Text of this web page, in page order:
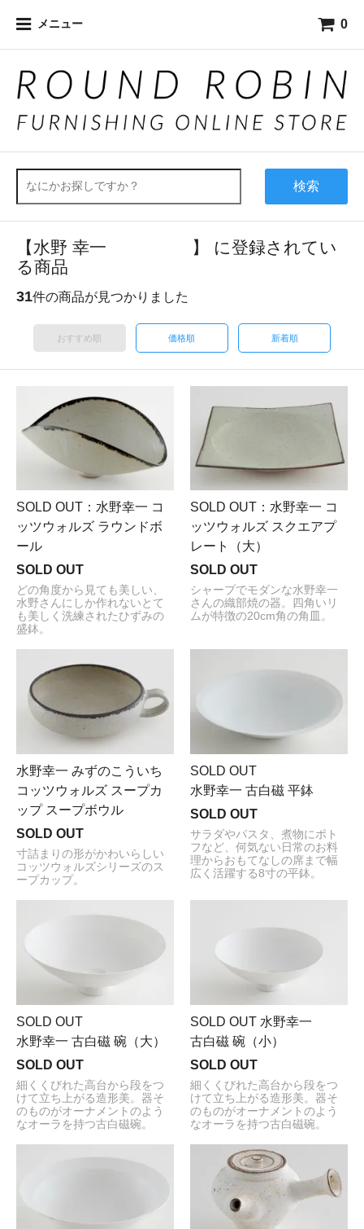
メニュー 0
検索
【水野 幸一 】 に登録されてい
る商品
31件の商品が見つかりました
おすすめ順 価格順 新着順
SOLD OUT：水野幸一 コ
ッツウォルズ ラウンドボ
ール
SOLD OUT
どの角度から見ても美しい、
水野さんにしか作れないとて
も美しく洗練されたひずみの
盛鉢。
SOLD OUT：水野幸一 コ
ッツウォルズ スクエアプ
レート（大）
SOLD OUT
シャープでモダンな水野幸一
さんの織部焼の器。四角いリ
ムが特徴の20cm角の角皿。
水野幸一 みずのこういち
コッツウォルズ スープカ
ップ スープボウル
SOLD OUT
寸詰まりの形がかわいらしい
コッツウォルズシリーズのス
ープカップ。
SOLD OUT
水野幸一 古白磁 平鉢
SOLD OUT
サラダやパスタ、煮物にポト
フなど、何気ない日常のお料
理からおもてなしの席まで幅
広く活躍する8寸の平鉢。
SOLD OUT
水野幸一 古白磁 碗（大）
SOLD OUT
細くくびれた高台から段をつ
けて立ち上がる造形美。器そ
のものがオーナメントのよう
なオーラを持つ古白磁碗。
SOLD OUT 水野幸一
古白磁 碗（小）
SOLD OUT
細くくびれた高台から段をつ
けて立ち上がる造形美。器そ
のものがオーナメントのよう
なオーラを持つ古白磁碗。